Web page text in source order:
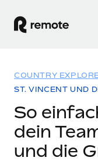
Produkte
WELTWEITE
Globale
Einfache,
Lösungen
WELTWEITE
Ressourcen
COUNTRY
ST. VINCENT UND
So
dein
und die